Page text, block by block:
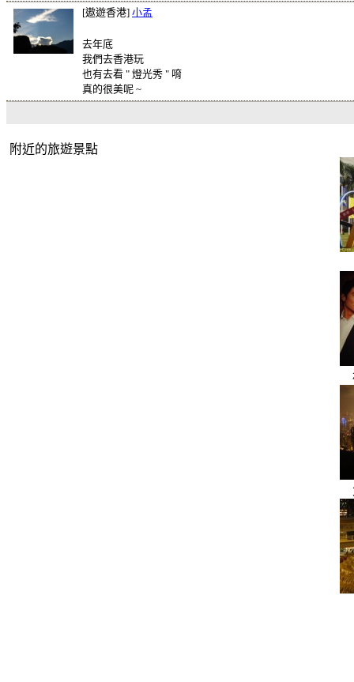
[遨遊香港] 小孟
去年底
我們去香港玩
也有去看 " 燈光秀 " 唷
真的很美呢 ~
附近的旅遊景點